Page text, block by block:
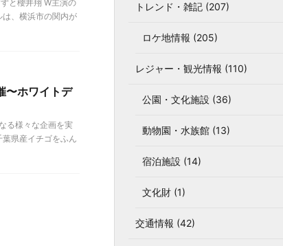
と櫻井翔 W主演の
は、横浜市の関内が
〜ホワイトデ
る様々な企画を実
県産イチゴをふん
トレンド・雑記 (207)
ロケ地情報 (205)
レジャー・観光情報 (110)
公園・文化施設 (36)
動物園・水族館 (13)
宿泊施設 (14)
文化財 (1)
交通情報 (42)